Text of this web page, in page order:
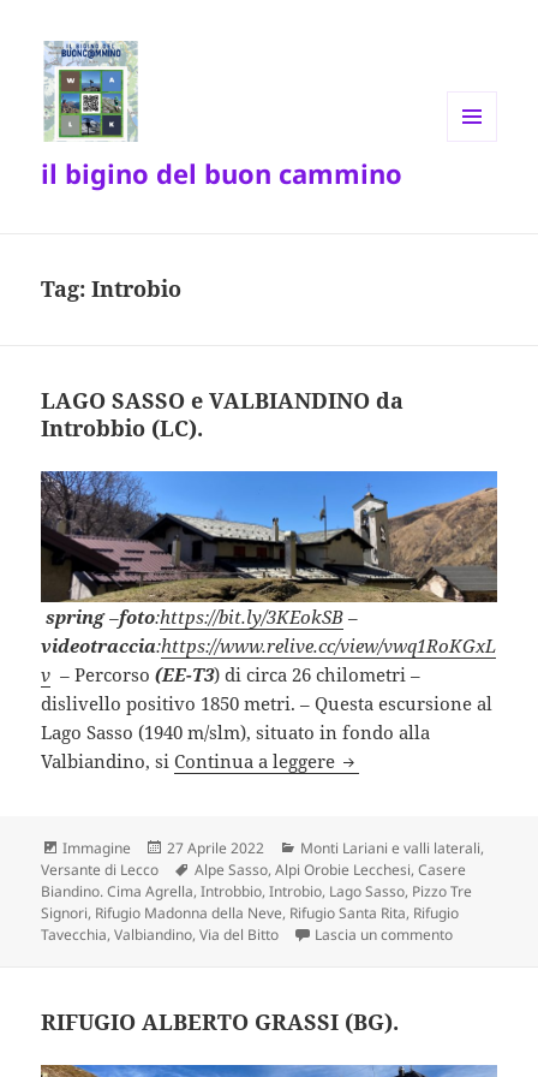
il bigino del buon cammino
Tag:Introbio
LAGO SASSO e VALBIANDINO da
Introbbio (LC).
spring –foto:https://bit.ly/3KEokSB –
videotraccia:https://www.relive.cc/view/vwq1RoKGxL
v –Percorso(EE-T3) di circa 26 chilometri –
dislivello positivo 1850 metri. – Questa escursione al
Lago Sasso (1940 m/slm), situato in fondo alla
Valbiandino, siContinua a leggere LAGO SASSO e
Formato
Immagine
Scritto
27 Aprile 2022 Categorie
Monti Lariani e valli laterali,
Versante di Lecco
Tag
Alpe Sasso,Alpi Orobie Lecchesi,Casere
Biandino. Cima Agrella,Introbbio,Introbio, Lago Sasso, Pizzo Tre
Signori, Rifugio Madonna della Neve, Rifugio Santa Rita, Rifugio
Tavecchia,Valbiandino,Via del Bitto Lascia un commentosu LAGO
RIFUGIO ALBERTO GRASSI (BG).